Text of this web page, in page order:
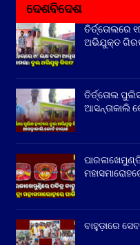
ଦେଶବିଦେଶ
ତିର୍ତ୍ତୋଲରେ
ଅଭିଯୁକ୍ତ
ତିର୍ତ୍ତୋଲ
ଆସନ୍ତାକାଲି
ବାହୁଡ଼ାରେ